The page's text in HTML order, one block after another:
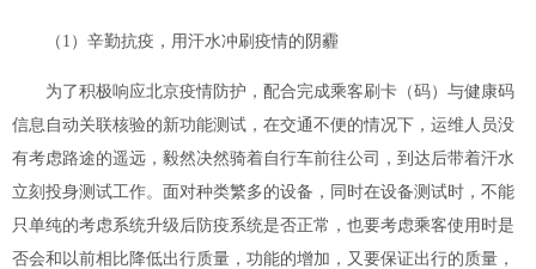
（1）辛勤抗疫，用汗水冲刷疫情的阴霾
为了积极响应北京疫情防护，配合完成乘客刷卡（码）与健康码
信息自动关联核验的新功能测试，在交通不便的情况下，运维人员没
有考虑路途的遥远，毅然决然骑着自行车前往公司，到达后带着汗水
立刻投身测试工作。面对种类繁多的设备，同时在设备测试时，不能
只单纯的考虑系统升级后防疫系统是否正常，也要考虑乘客使用时是
否会和以前相比降低出行质量，功能的增加，又要保证出行的质量，